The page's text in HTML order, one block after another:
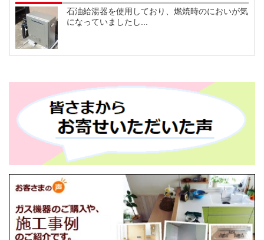
石油給湯器を使用しており、燃焼時のにおいが気
になっていましたし...